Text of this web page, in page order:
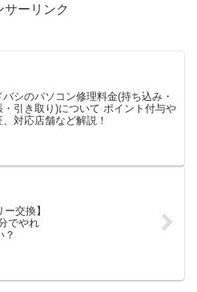
サーリンク
バシのパソコン修理料金(持ち込み・
・引き取り)について ポイント付与や
、対応店舗など解説！
交換】
でやれ
？